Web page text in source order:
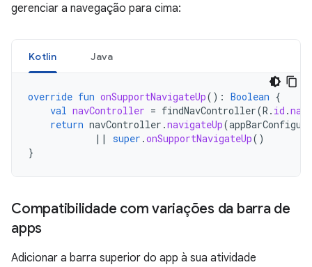
gerenciar a navegação para cima:
Kotlin Java
override fun onSupportNavigateUp(): Boolean {
val navController = findNavController(R . id .
return navController .navigateUp(
||
super .onSupportNavigateUp()
}
Compatibilidade com variações da barra de
apps
Adicionar a barra superior do app à sua atividade